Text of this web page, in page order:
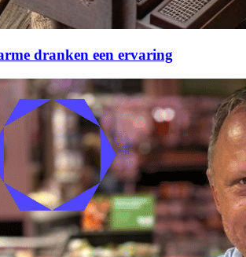
dranken een ervaring